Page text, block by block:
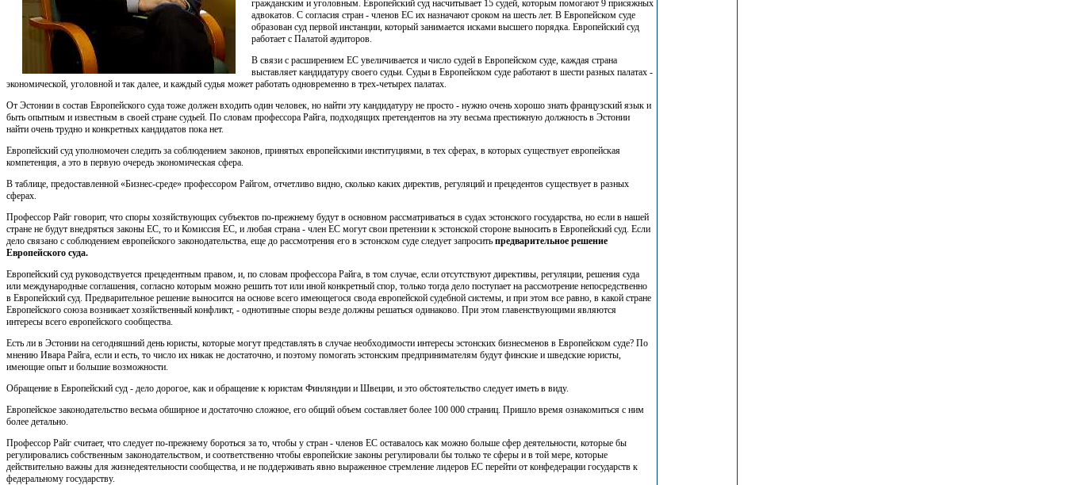
гражданским и уголовным. Европейский суд насчитывает 15 судей, которым помогают 9 присяжных
адвокатов. С согласия стран - членов ЕС их назначают сроком на шесть лет. В Европейском суде
образован суд первой инстанции, который занимается исками высшего порядка. Европейский суд
работает с Палатой аудиторов.
В связи с расширением ЕС увеличивается и число судей в Европейском суде, каждая страна
выставляет кандидатуру своего судьи. Судьи в Европейском суде работают в шести разных палатах -
экономической, уголовной и так далее, и каждый судья может работать одновременно в трех-четырех палатах.
От Эстонии в состав Европейского суда тоже должен входить один человек, но найти эту кандидатуру не просто - нужно очень хорошо знать французский язык и
быть опытным и известным в своей стране судьей. По словам профессора Райга, подходящих претендентов на эту весьма престижную должность в Эстонии
найти очень трудно и конкретных кандидатов пока нет.
Европейский суд уполномочен следить за соблюдением законов, принятых европейскими институциями, в тех сферах, в которых существует европейская
компетенция, а это в первую очередь экономическая сфера.
В таблице, предоставленной «Бизнес-среде» профессором Райгом, отчетливо видно, сколько каких директив, регуляций и прецедентов существует в разных
сферах.
Профессор Райг говорит, что споры хозяйствующих субъектов по-прежнему будут в основном рассматриваться в судах эстонского государства, но если в нашей
стране не будут внедряться законы ЕС, то и Комиссия ЕС, и любая страна - член ЕС могут свои претензии к эстонской стороне выносить в Европейский суд. Если
дело связано с соблюдением европейского законодательства, еще до рассмотрения его в эстонском суде следует запросить предварительное решение
Европейского суда.
Европейский суд руководствуется прецедентным правом, и, по словам профессора Райга, в том случае, если отсутствуют директивы, регуляции, решения суда
или международные соглашения, согласно которым можно решить тот или иной конкретный спор, только тогда дело поступает на рассмотрение непосредственно
в Европейский суд. Предварительное решение выносится на основе всего имеющегося свода европейской судебной системы, и при этом все равно, в какой стране
Европейского союза возникает хозяйственный конфликт, - однотипные споры везде должны решаться одинаково. При этом главенствующими являются
интересы всего европейского сообщества.
Есть ли в Эстонии на сегодняшний день юристы, которые могут представлять в случае необходимости интересы эстонских бизнесменов в Европейском суде? По
мнению Ивара Райга, если и есть, то число их никак не достаточно, и поэтому помогать эстонским предпринимателям будут финские и шведские юристы,
имеющие опыт и большие возможности.
Обращение в Европейский суд - дело дорогое, как и обращение к юристам Финляндии и Швеции, и это обстоятельство следует иметь в виду.
Европейское законодательство весьма обширное и достаточно сложное, его общий объем составляет более 100 000 страниц. Пришло время ознакомиться с ним
более детально.
Профессор Райг считает, что следует по-прежнему бороться за то, чтобы у стран - членов ЕС оставалось как можно больше сфер деятельности, которые бы
регулировались собственным законодательством, и соответственно чтобы европейские законы регулировали бы только те сферы и в той мере, которые
действительно важны для жизнедеятельности сообщества, и не поддерживать явно выраженное стремление лидеров ЕС перейти от конфедерации государств к
федеральному государству.